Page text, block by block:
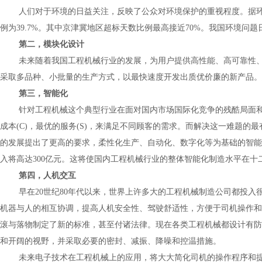
人们对于环境的日益关注，反映了公众对环境保护的重视程度。据
例为39.7%。其中京津冀地区超标天数比例最高接近70%。我国环境问题
第二，模块化设计
未来随着我国工程机械行业的发展，为用户提供高性能、高可靠
采取多品种、小批量的生产方式，以最快速度开发出质优价廉的新产品
第三，智能化
针对工程机械这个典型行业在面对国内市场国际化竞争的残酷局
成本(C) ，最优的服务(S) ，来满足不同顾客的需求。而解决这一难题的
的发展提出了更高的要求，柔性化生产、自动化、数字化等为基础的智
入将高达300亿元。这将使国内工程机械行业的整体智能化制造水平在十
第四，人机交互
早在20世纪80年代以来，世界上许多大的工程机械制造公司都投入
机器与人的相互协调，提高人机安全性、驾驶舒适性，方便于司机操作
滚与落物制定了新的标准，甚至付诸法律。现在各类工程机械都设计有
和开阔的视野，并采取必要的密封、减振、降噪和控温措施。
未来电子技术在工程机械上的应用，将大大简化司机的操作程序和